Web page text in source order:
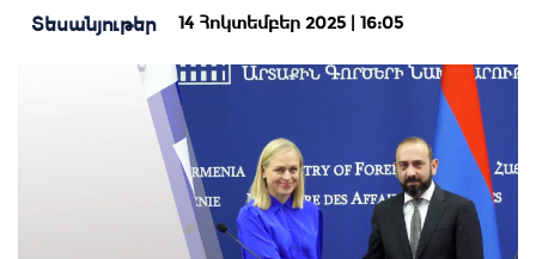
Տեսանյութեր 14 Հոկտեմբեր 2025 | 16:05